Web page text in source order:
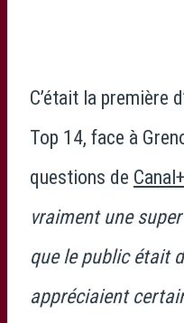
C’était la première
Top 14, face à
questions de Canal+
vraiment une
que le public était
appréciaient